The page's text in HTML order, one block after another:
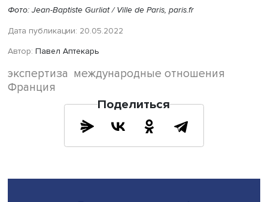
— Каких изменений можно ожидать во внутренней и
он делает все правильно. Во внешней тоже: Франция
продолжить диалог с Россией, хотя теперь будет
— Попытается ли Макрон стать лидером
— Он постоянно пытается это сделать, но для этого у
элементарно нет экономических ресурсов.